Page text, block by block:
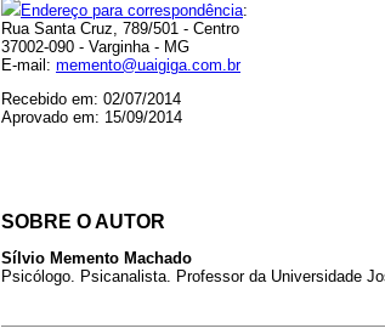
Endereço para correspondência:
Rua Santa Cruz, 789/501 - Centro
37002-090 - Varginha - MG
E-mail: memento@uaigiga.com.br
Recebido em: 02/07/2014
Aprovado em: 15/09/2014
SOBRE O AUTOR
Sílvio Memento Machado
Psicólogo. Psicanalista. Professor da Universidade